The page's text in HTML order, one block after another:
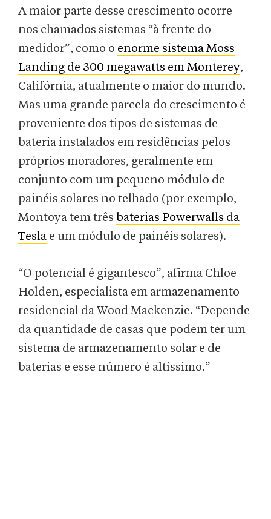
A maior parte desse crescimento ocorre
nos chamados sistemas “à frente do
medidor”, como o enorme sistema Moss
Landing de 300 megawatts em Monterey,
Califórnia, atualmente o maior do mundo.
Mas uma grande parcela do crescimento é
proveniente dos tipos de sistemas de
bateria instalados em residências pelos
próprios moradores, geralmente em
conjunto com um pequeno módulo de
painéis solares no telhado (por exemplo,
Montoya tem três baterias Powerwalls da
Tesla e um módulo de painéis solares).
“O potencial é gigantesco”, afirma Chloe
Holden, especialista em armazenamento
residencial da Wood Mackenzie. “Depende
da quantidade de casas que podem ter um
sistema de armazenamento solar e de
baterias e esse número é altíssimo.”